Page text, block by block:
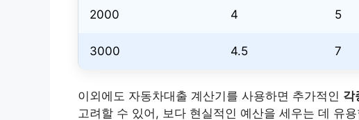
2000 4 5
3000 4.5 7
이외에도 자동차대출 계산기를 사용하면 추가적인 각
고려할 수 있어, 보다 현실적인 예산을 세우는 데 유